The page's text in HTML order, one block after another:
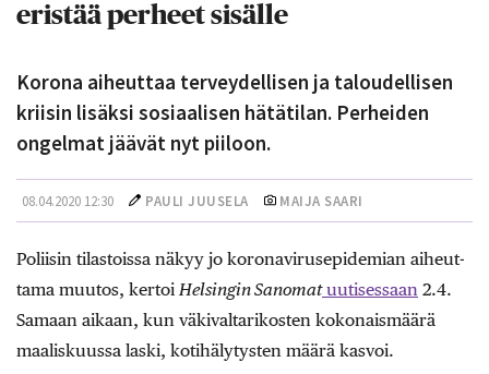
eristää perheet sisälle
Korona aiheuttaa terveydellisen ja taloudellisen
kriisin lisäksi sosiaalisen hätätilan. Perheiden
ongelmat jäävät nyt piiloon.
08.04.2020 12:30 PAULI JUUSELA MAIJA SAARI
Poliisin tilastoissa näkyy jo koronavirusepidemian aiheut­
tama muutos, kertoi Helsingin Sanomatuutisessaan 2.4.
Samaan aikaan, kun väkivaltarikosten kokonaismäärä
maaliskuussa laski, kotihälytysten määrä kasvoi.